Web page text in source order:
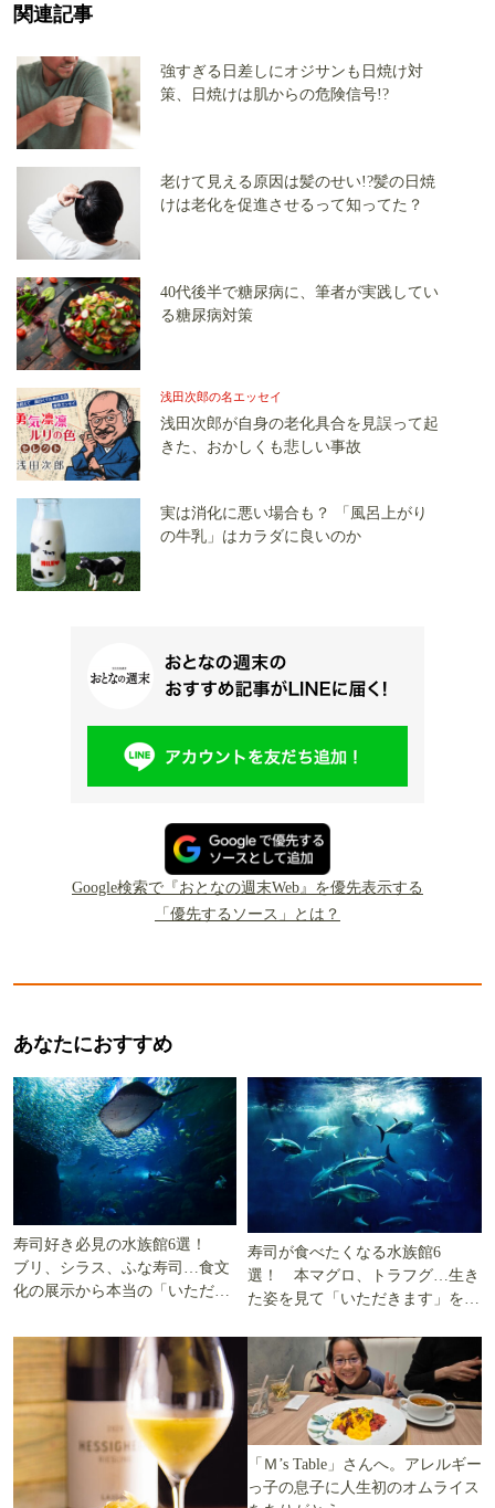
関連記事
強すぎる日差しにオジサンも日焼け対
策、日焼けは肌からの危険信号!?
老けて見える原因は髪のせい!?髪の日焼
けは老化を促進させるって知ってた？
40代後半で糖尿病に、筆者が実践してい
る糖尿病対策
浅田次郎の名エッセイ
浅田次郎が自身の老化具合を見誤って起
きた、おかしくも悲しい事故
実は消化に悪い場合も？ 「風呂上がり
の牛乳」はカラダに良いのか
Google検索で『おとなの週末Web』を優先表示する
「優先するソース」とは？
あなたにおすすめ
寿司好き必見の水族館6選！
ブリ、シラス、ふな寿司…食文
化の展示から本当の「いただき
寿司が食べたくなる水族館6
選！ 本マグロ、トラフグ…生き
た姿を見て「いただきます」を考
「Ｍ’s Table」さんへ。アレルギー
っ子の息子に人生初のオムライス